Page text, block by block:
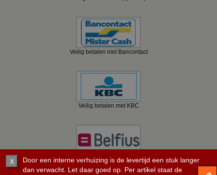
Veilig betalen met Bancontact
Veilig betalen met KBC
Veilig betalen met Belfius
X
Door een interne verhuizing is de levertijd een stuk langer
dan verwacht. Let daar goed op. Per artikel staat de